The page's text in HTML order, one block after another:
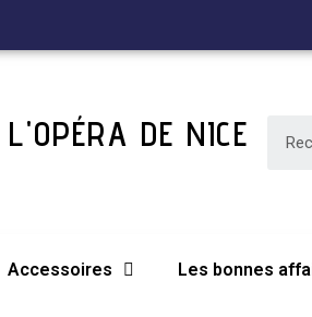
DE NICE
Accessoires Les bonnes